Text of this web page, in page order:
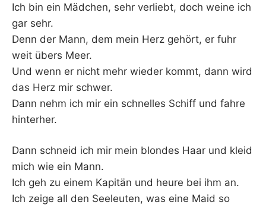
Ich bin ein Mädchen, sehr verliebt, doch weine ich
gar sehr.
Denn der Mann, dem mein Herz gehört, er fuhr
weit übers Meer.
Und wenn er nicht mehr wieder kommt, dann wird
das Herz mir schwer.
Dann nehm ich mir ein schnelles Schiff und fahre
hinterher.
Dann schneid ich mir mein blondes Haar und kleid
mich wie ein Mann.
Ich geh zu einem Kapitän und heure bei ihm an.
Ich zeige all den Seeleuten, was eine Maid so